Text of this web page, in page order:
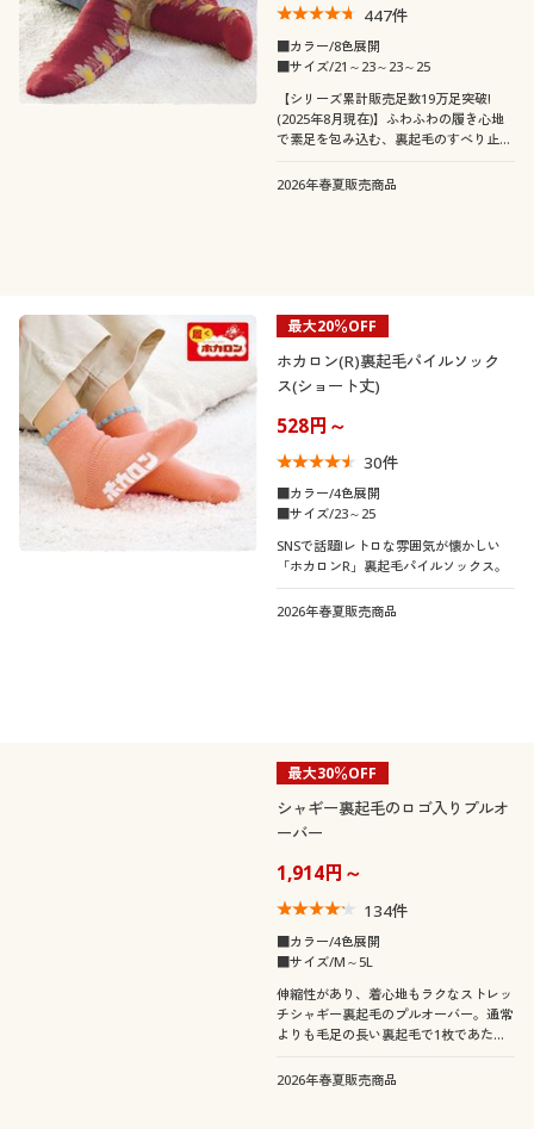
ナイロン コットン・綿100
レザー
シフォン
デニム コーデュロイ
機能・特徴
抗菌防臭
カジュアル
タイト
50代
60代
秋
価格 円 絞込
解除する
閉じる
447件
■カラー/8色展開
■サイズ/21～23～23～25
【シリーズ累計販売足数19万足突破!
(2025年8月現在)】ふわふわの履き心地
で素足を包み込む、裏起毛のすべり止め
2026年春夏販売商品
最大20％OFF
ホカロン(R)裏起毛パイルソック
ス(ショート丈)
528円～
30件
■カラー/4色展開
■サイズ/23～25
SNSで話題!レトロな雰囲気が懐かしい
「ホカロンR」裏起毛パイルソックス。
2026年春夏販売商品
最大30％OFF
シャギー裏起毛のロゴ入りプルオ
ーバー
1,914円～
134件
■カラー/4色展開
■サイズ/M～5L
伸縮性があり、着心地もラクなストレッ
チシャギー裏起毛のプルオーバー。通常
よりも毛足の長い裏起毛で1枚であたた
にも普段着にもぴったり♪ふっくらさん
2026年春夏販売商品